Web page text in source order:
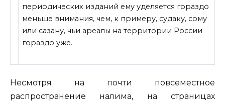
периодических изданий ему уделяется гораздо
меньше внимания, чем, к примеру, судаку, сому
или сазану, чьи ареалы на территории России
гораздо уже.
Несмотря на почти повсеместное
распространение налима, на страницах